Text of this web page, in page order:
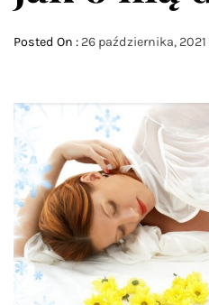
Posted On : 26 października, 2021